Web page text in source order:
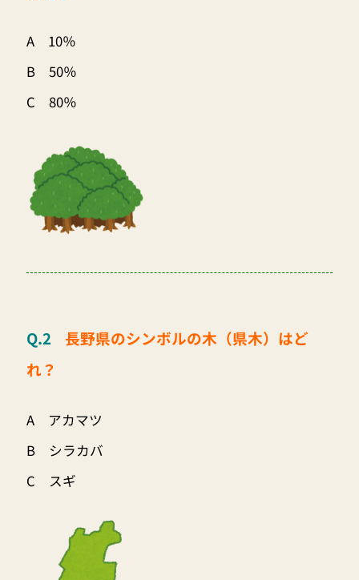
A 10％
B 50％
C 80％
Q.2
長野県のシンボルの木（県木）はど
れ？
A アカマツ
B シラカバ
C スギ